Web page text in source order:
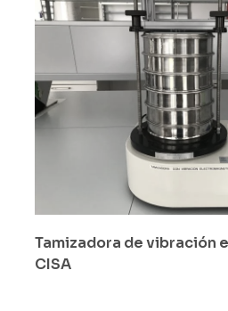
Tamizadora de vibración
CISA